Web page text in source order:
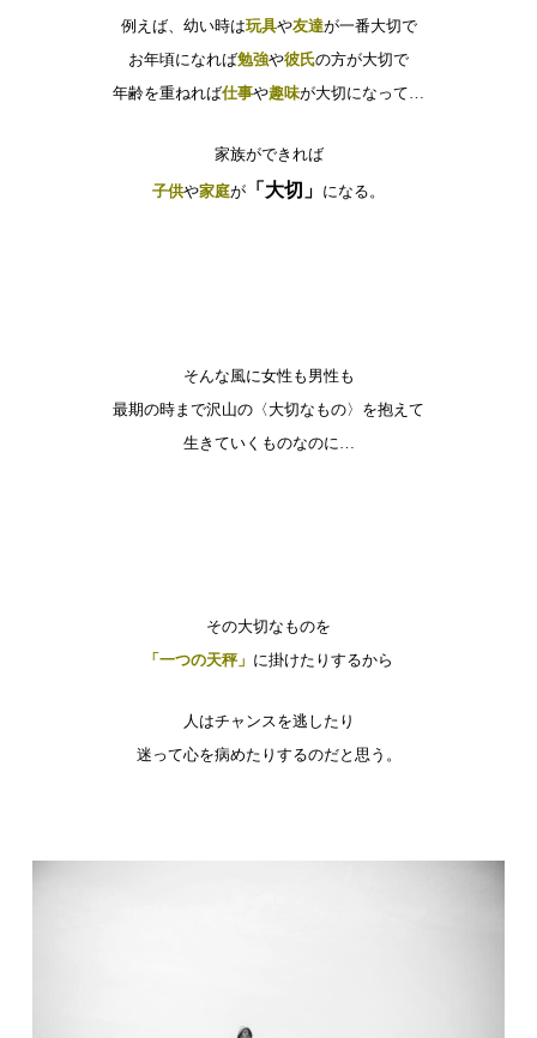
例えば、幼い時は玩具や友達が一番大切で
お年頃になれば勉強や彼氏の方が大切で
年齢を重ねれば仕事や趣味が大切になって…
家族ができれば
子供や家庭が 「大切」 になる。
そんな風に女性も男性も
最期の時まで沢山の〈大切なもの〉を抱えて
生きていくものなのに…
その大切なものを
「一つの天秤」 に掛けたりするから
人はチャンスを逃したり
迷って心を病めたりするのだと思う。